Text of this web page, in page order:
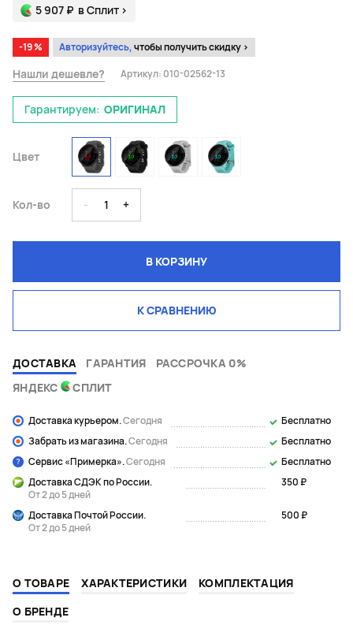
5 907 ₽ в Сплит >
-19 % Авторизуйтесь,чтобы получить скидку >
Нашли дешевле? Артикул: 010-02562-13
Гарантируем: ОРИГИНАЛ
Цвет
Кол-во - 1 +
В КОРЗИНУ
К СРАВНЕНИЮ
ДОСТАВКА ГАРАНТИЯ
РАССРОЧКА 0%
ЯНДЕКС
СПЛИТ
Доставка курьером.Сегодня
Бесплатно
Забрать из магазина.Сегодня
Бесплатно
Сервис «Примерка».Сегодня
Бесплатно
Доставка СДЭК по России.
От 2 до 5 дней
350 ₽
Доставка Почтой России.
От 2 до 5 дней
500 ₽
О ТОВАРЕ ХАРАКТЕРИСТИКИ
КОМПЛЕКТАЦИЯ
О БРЕНДЕ